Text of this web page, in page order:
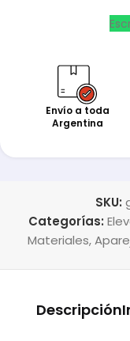
Envío a toda
Argentina
SKU:
Categorías:
Materiales,
Descripción